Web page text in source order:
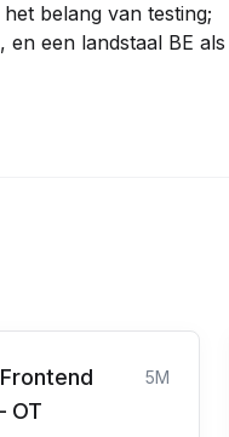
belang van testing;
en een landstaal BE
OT
5M